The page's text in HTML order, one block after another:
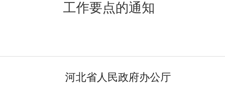
工作要点的通知
河北省人民政府办公厅